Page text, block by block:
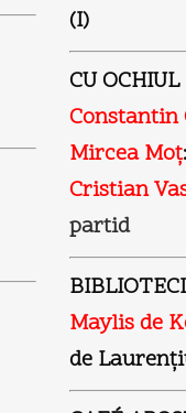
(I)
CU
Constantin
Mircea Moţ:
Cristian
partid
Maylis de
de